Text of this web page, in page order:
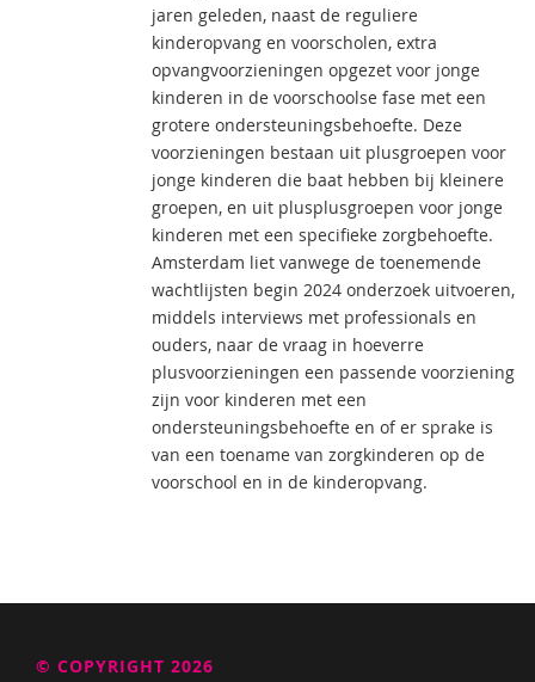
jaren geleden, naast de reguliere
kinderopvang en voorscholen, extra
opvangvoorzieningen opgezet voor jonge
kinderen in de voorschoolse fase met een
grotere ondersteuningsbehoefte. Deze
voorzieningen bestaan uit plusgroepen voor
jonge kinderen die baat hebben bij kleinere
groepen, en uit plusplusgroepen voor jonge
kinderen met een specifieke zorgbehoefte.
Amsterdam liet vanwege de toenemende
wachtlijsten begin 2024 onderzoek uitvoeren,
middels interviews met professionals en
ouders, naar de vraag in hoeverre
plusvoorzieningen een passende voorziening
zijn voor kinderen met een
ondersteuningsbehoefte en of er sprake is
van een toename van zorgkinderen op de
voorschool en in de kinderopvang.
© COPYRIGHT 2026